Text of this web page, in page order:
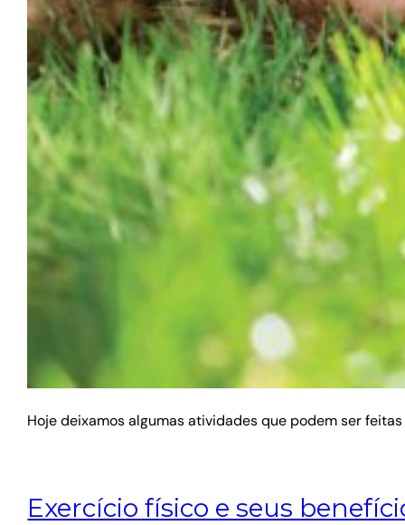
Hoje deixamos algumas atividades que podem ser
Exercício físico e seus